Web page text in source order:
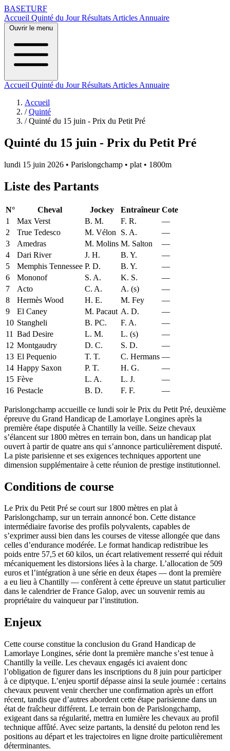
BASETURF
Accueil Quinté du JourRésultats Articles Annuaire
Ouvrir le menu
Accueil Quinté du JourRésultats Articles Annuaire
Accueil
/ Quinté
/ Quinté du 15 juin - Prix du Petit Pré
Quinté du 15 juin - Prix du Petit Pré
lundi 15 juin 2026 • Parislongchamp • plat • 1800m
Liste des Partants
N° Cheval Jockey Entraîneur Cote
1
Max Verst B. M. F. R.
—
2
True Tedesco M. Vélon S. A.
—
3
Amedras M. Molins M. Salton
—
4
Dari River J. H. B. Y.
—
5
Memphis Tennessee P. D. B. Y.
—
6
Mononof S. A. K. S.
—
7
Acto C. A. A. (s)
—
8
Hermès Wood H. E. M. Fey
—
9
El Caney M. Pacaut A. D.
—
10 Stangheli B. PC. F. A.
—
11 Bad Desire L. M. L. (s)
—
12 Montgaudry D. C. S. D.
—
13 El Pequenio T. T. C. Hermans —
14 Happy Saxon P. T. H. G.
—
15 Fève L. A. L. J.
—
16 Pestacle B. D. F. F. —
Parislongchamp accueille ce lundi soir le Prix du Petit Pré, deuxième
épreuve du Grand Handicap de Lamorlaye Longines après la
première étape disputée à Chantilly la veille. Seize chevaux
s’élancent sur 1800 mètres en terrain bon, dans un handicap plat
ouvert à partir de quatre ans qui s’annonce particulièrement disputé.
La piste parisienne et ses exigences techniques apportent une
dimension supplémentaire à cette réunion de prestige institutionnel.
Conditions de course
Le Prix du Petit Pré se court sur 1800 mètres en plat à
Parislongchamp, sur un terrain annoncé bon. Cette distance
intermédiaire favorise des profils polyvalents, capables de
s’exprimer aussi bien dans les courses de vitesse allongée que dans
celles d’endurance modérée. Le format handicap redistribue les
poids entre 57,5 et 60 kilos, un écart relativement resserré qui réduit
mécaniquement les distorsions liées à la charge. L’allocation de 509
euros et l’intégration à une série en deux étapes — dont la première
a eu lieu à Chantilly — confèrent à cette épreuve un statut particulier
dans le calendrier de France Galop, avec un souvenir remis au
propriétaire du vainqueur par l’institution.
Enjeux
Cette course constitue la conclusion du Grand Handicap de
Lamorlaye Longines, série dont la première manche s’est tenue à
Chantilly la veille. Les chevaux engagés ici avaient donc
l’obligation de figurer dans les inscriptions du 8 juin pour participer
à ce diptyque. L’enjeu sportif dépasse ainsi la seule journée : certains
chevaux peuvent venir chercher une confirmation après un effort
récent, tandis que d’autres abordent cette étape parisienne dans un
état de fraîcheur différent. Le terrain bon de Parislongchamp,
exigeant dans sa régularité, mettra en lumière les chevaux au profil
technique affûté. Avec seize partants, la densité du peloton rend les
positions au départ et les trajectoires en ligne droite particulièrement
déterminantes.